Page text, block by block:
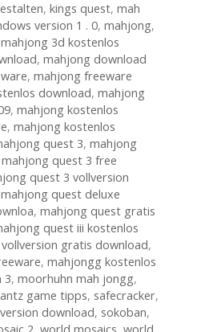
, kings quest, mah
version 1 . 0, mahjong,
mahjong 3d kostenlos
, mahjong download
, mahjong freeware
download, mahjong
, mahjong kostenlos
, mahjong kostenlos
quest 3, mahjong
mahjong quest 3 free
quest 3 vollversion
mahjong quest deluxe
, mahjong quest gratis
quest iii kostenlos
gratis download,
, mahjongg kostenlos
3, moorhuhn mah jongg,
game tipps, safecracker,
download, sokoban,
2, world mosaics, world